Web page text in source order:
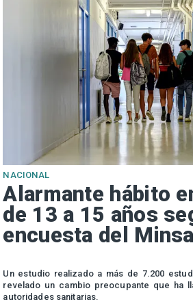
NACIONAL
Alarmante hábito
de 13 a 15 años
encuesta del Minsal
Un estudio realizado a más de 7.200
revelado un cambio preocupante que ha
autoridades sanitarias.